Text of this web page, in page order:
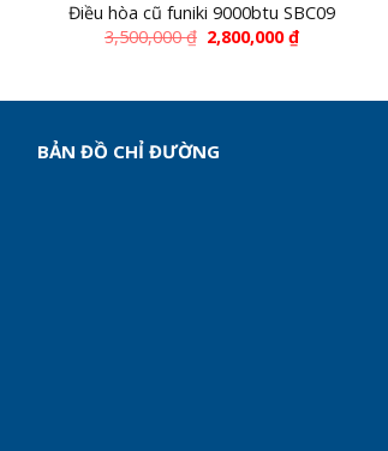
Điều hòa cũ funiki 9000btu SBC09
3,500,000₫ 2,800,000₫
BẢN ĐỒ CHỈ ĐƯỜNG